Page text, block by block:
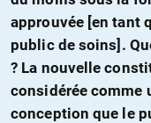
approuvée [en tant
public de soins].
? La nouvelle
considérée comme
conception que le